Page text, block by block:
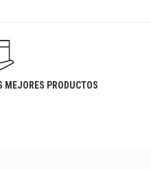
MEJORES PRODUCTOS